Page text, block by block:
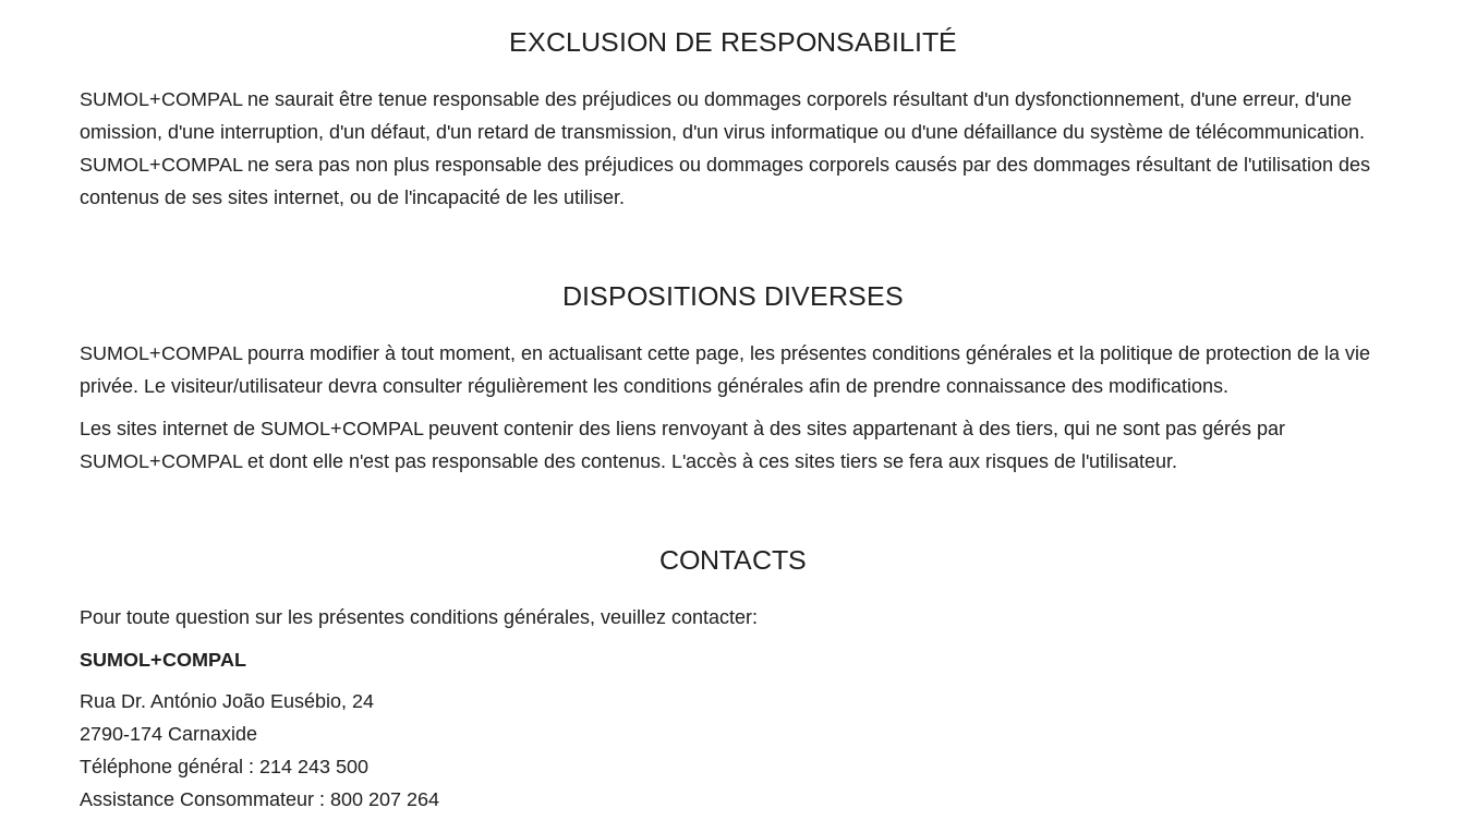
EXCLUSION DE RESPONSABILITÉ
SUMOL+COMPAL ne saurait être tenue responsable des préjudices ou dommages corporels résultant d'un dysfonctionnement, d'une erreur, d'une
omission, d'une interruption, d'un défaut, d'un retard de transmission, d'un virus informatique ou d'une défaillance du système de télécommunication.
SUMOL+COMPAL ne sera pas non plus responsable des préjudices ou dommages corporels causés par des dommages résultant de l'utilisation des
contenus de ses sites internet, ou de l'incapacité de les utiliser.
DISPOSITIONS DIVERSES
SUMOL+COMPAL pourra modifier à tout moment, en actualisant cette page, les présentes conditions générales et la politique de protection de la vie
privée. Le visiteur/utilisateur devra consulter régulièrement les conditions générales afin de prendre connaissance des modifications.
Les sites internet de SUMOL+COMPAL peuvent contenir des liens renvoyant à des sites appartenant à des tiers, qui ne sont pas gérés par
SUMOL+COMPAL et dont elle n'est pas responsable des contenus. L'accès à ces sites tiers se fera aux risques de l'utilisateur.
CONTACTS
Pour toute question sur les présentes conditions générales, veuillez contacter:
SUMOL+COMPAL
Rua Dr. António João Eusébio, 24
2790-174 Carnaxide
Téléphone général : 214 243 500
Assistance Consommateur : 800 207 264